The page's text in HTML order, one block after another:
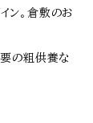
ン。倉敷のお
の粗供養な